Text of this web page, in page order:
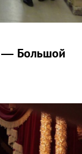
— Большой